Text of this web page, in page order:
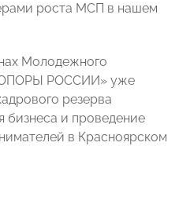
роста МСП в нашем
Молодежного
РОССИИ» уже
резерва
бизнеса и проведение
в Красноярском